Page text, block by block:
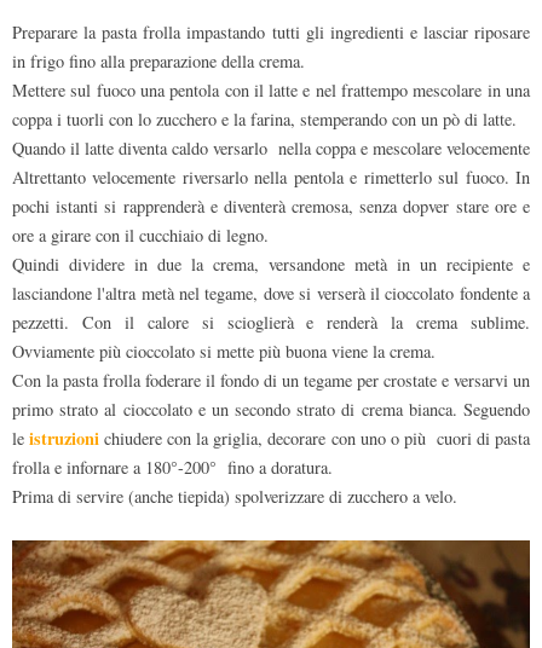
Preparare la pasta frolla impastando tutti gli ingredienti e lasciar riposare
in frigo fino alla preparazione della crema.
Mettere sul fuoco una pentola con il latte e nel frattempo mescolare in una
coppa i tuorli con lo zucchero e la farina, stemperando con un pò di latte.
Quando il latte diventa caldo versarlo nella coppa e mescolare velocemente
Altrettanto velocemente riversarlo nella pentola e rimetterlo sul fuoco. In
pochi istanti si rapprenderà e diventerà cremosa, senza dopver stare ore e
ore a girare con il cucchiaio di legno.
Quindi dividere in due la crema, versandone metà in un recipiente e
lasciandone l'altra metà nel tegame, dove si verserà il cioccolato fondente a
pezzetti. Con il calore si scioglierà e renderà la crema sublime.
Ovviamente più cioccolato si mette più buona viene la crema.
Con la pasta frolla foderare il fondo di un tegame per crostate e versarvi un
primo strato al cioccolato e un secondo strato di crema bianca. Seguendo
le istruzioni chiudere con la griglia, decorare con uno o più cuori di pasta
frolla e infornare a 180°-200° fino a doratura.
Prima di servire (anche tiepida) spolverizzare di zucchero a velo.